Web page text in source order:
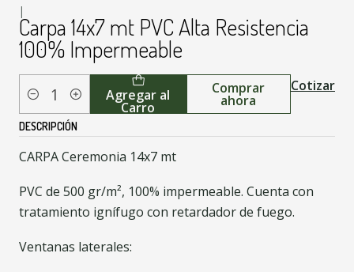
|
Carpa 14x7 mt PVC Alta Resistencia
100% Impermeable
Cantidad Agregar al
Carro
Comprar
ahora
Cotizar
DESCRIPCIÓN
CARPA Ceremonia 14x7 mt
PVC de 500 gr/m², 100% impermeable. Cuenta con
tratamiento ignífugo con retardador de fuego.
Ventanas laterales: